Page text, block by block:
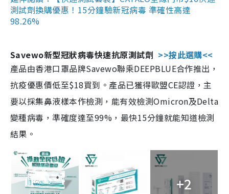
測試劑換購優惠！15分鐘驗新冠病毒 準確性高達
98.26%
Savewo新型冠狀病毒快速抗原測試劑 >>按此選購<<
產品由香港口罩品牌Savewo聯乘DEEPBLUE合作推出，
抗疫優惠價低至$18買到。產品已獲得歐盟CE認證，主
要以採集鼻液樣本作檢測，能有效檢測Omicron及Delta
變種病毒，準確度達至99%，最快15分鐘就能知道檢測
結果。
+2